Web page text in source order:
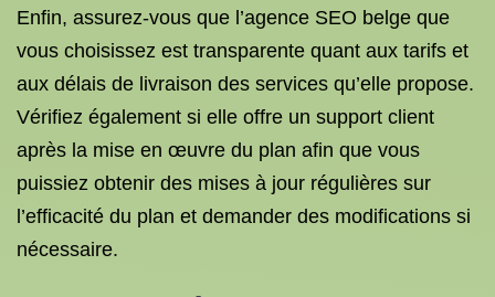
Enfin, assurez-vous que l’agence SEO belge que
vous choisissez est transparente quant aux tarifs et
aux délais de livraison des services qu’elle propose.
Vérifiez également si elle offre un support client
après la mise en œuvre du plan afin que vous
puissiez obtenir des mises à jour régulières sur
l’efficacité du plan et demander des modifications si
nécessaire.